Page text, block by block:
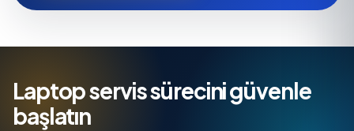
Laptop servis sürecini güvenle
başlatın